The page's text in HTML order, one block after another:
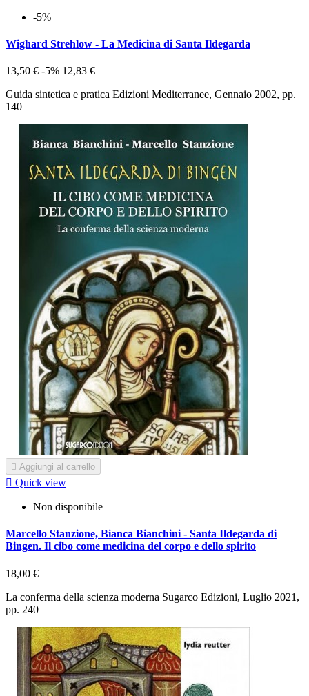
-5%
Wighard Strehlow - La Medicina di Santa Ildegarda
13,50 € -5% 12,83 €
Guida sintetica e pratica Edizioni Mediterranee, Gennaio 2002, pp.
140
 Aggiungi al carrello
 Quick view
Non disponibile
Marcello Stanzione, Bianca Bianchini - Santa Ildegarda di
Bingen. Il cibo come medicina del corpo e dello spirito
18,00 €
La conferma della scienza moderna Sugarco Edizioni, Luglio 2021,
pp. 240